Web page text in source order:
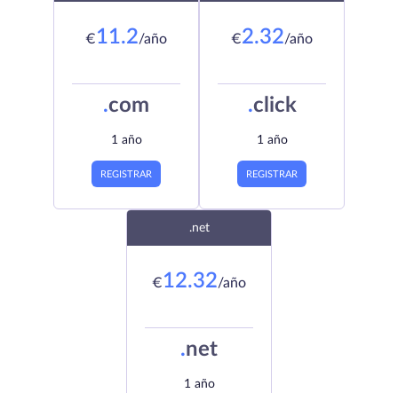
€11.2/año
.com
1 año
REGISTRAR
€2.32/año
.click
1 año
REGISTRAR
.net
€12.32/año
.net
1 año